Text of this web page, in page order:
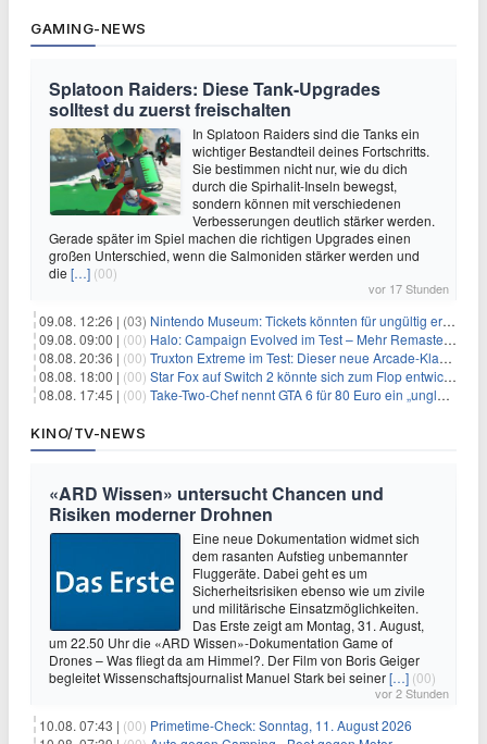
GAMING-NEWS
Splatoon Raiders: Diese Tank-Upgrades
solltest du zuerst freischalten
In Splatoon Raiders sind die Tanks ein
wichtiger Bestandteil deines Fortschritts.
Sie bestimmen nicht nur, wie du dich
durch die Spirhalit-Inseln bewegst,
sondern können mit verschiedenen
Verbesserungen deutlich stärker werden.
Gerade später im Spiel machen die richtigen Upgrades einen
großen Unterschied, wenn die Salmoniden stärker werden und
die […] (00)
vor 17 Stunden
09.08. 12:26 | (03) Nintendo Museum: Tickets könnten für ungültig erklärt werden!
09.08. 09:00 | (00) Halo: Campaign Evolved im Test – Mehr Remaster als Remake
08.08. 20:36 | (00) Truxton Extreme im Test: Dieser neue Arcade-Klassiker verzeiht dir gar nichts
08.08. 18:00 | (00) Star Fox auf Switch 2 könnte sich zum Flop entwickeln
08.08. 17:45 | (00) Take-Two-Chef nennt GTA 6 für 80 Euro ein „unglaubliches Schnäppchen“
KINO/TV-NEWS
«ARD Wissen» untersucht Chancen und
Risiken moderner Drohnen
Eine neue Dokumentation widmet sich
dem rasanten Aufstieg unbemannter
Fluggeräte. Dabei geht es um
Sicherheitsrisiken ebenso wie um zivile
und militärische Einsatzmöglichkeiten.
Das Erste zeigt am Montag, 31. August,
um 22.50 Uhr die «ARD Wissen»-Dokumentation Game of
Drones – Was fliegt da am Himmel?. Der Film von Boris Geiger
begleitet Wissenschaftsjournalist Manuel Stark bei seiner[…] (00)
vor 2 Stunden
10.08. 07:43 | (00) Primetime-Check: Sonntag, 11. August 2026